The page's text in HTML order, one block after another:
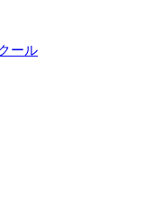
ール